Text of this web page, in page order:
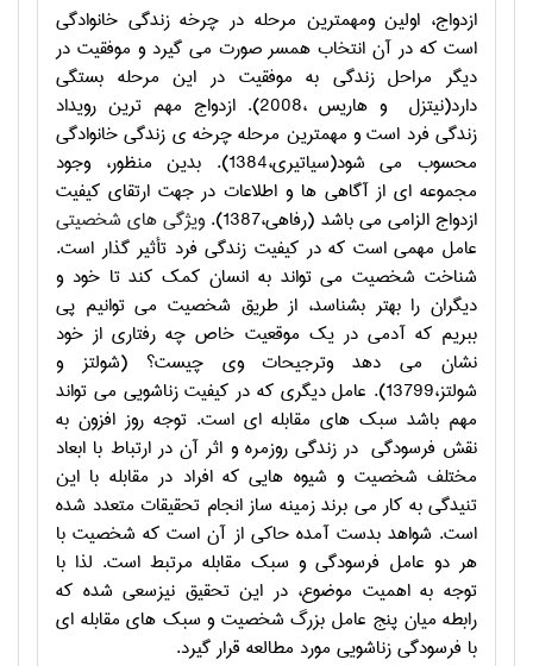
ازدواج، اولین ومهمترین مرحله در چرخه زندگی خانوادگی
است که در آن انتخاب همسر صورت می گیرد و موفقیت در
دیگر مراحل زندگی به موفقیت در این مرحله بستگی
دارد(نیتزل
و هاریس ،2008). ازدواج مهم ترین رویداد
زندگی فرد است و مهمترین مرحله چرخه ی زندگی خانوادگی
محسوب می شود(سیاتیری،1384). بدین منظور، وجود
مجموعه ای از آگاهی ها و اطلاعات در جهت ارتقای کیفیت
ازدواج الزامی می باشد (رفاهی،1387).
ویژگی های شخصیتی
عامل مهمی است که در کیفیت زندگی فرد تأثیر گذار است.
شناخت شخصیت می تواند به انسان کمک کند تا خود و
دیگران را بهتر بشناسد، از طریق شخصیت می توانیم پی
ببریم که آدمی در یک موقعیت خاص چه رفتاری از خود
نشان می دهد وترجیحات وی چیست؟ (شولتز و
شولتز،13799). عامل دیگری که در کیفیت زناشویی می تواند
مهم باشد سبک های مقابله ای است. توجه روز افزون به
نقش فرسودگی در زندگی روزمره و اثر آن در ارتباط با ابعاد
مختلف شخصیت و شیوه هایی که افراد در مقابله با این
تنیدگی به کار می برند زمینه ساز انجام تحقیقات متعدد شده
است. شواهد بدست آمده حاکی از آن است که شخصیت با
هر دو عامل فرسودگی و سبک مقابله مرتبط است. لذا با
توجه به اهمیت موضوع، در این تحقیق نیزسعی شده که
رابطه میان پنج عامل بزرگ شخصیت و سبک های مقابله ای
با فرسودگی زناشویی مورد مطالعه قرار گیرد.